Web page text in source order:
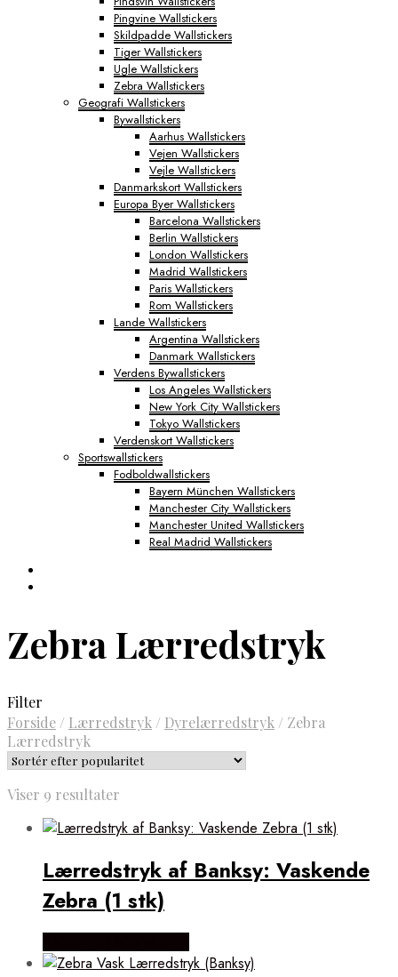
Pingvine Wallstickers
Skildpadde Wallstickers
Tiger Wallstickers
Ugle Wallstickers
Zebra Wallstickers
Geografi Wallstickers
Bywallstickers
Aarhus Wallstickers
Vejen Wallstickers
Vejle Wallstickers
Danmarkskort Wallstickers
Europa Byer Wallstickers
Barcelona Wallstickers
Berlin Wallstickers
London Wallstickers
Madrid Wallstickers
Paris Wallstickers
Rom Wallstickers
Lande Wallstickers
Argentina Wallstickers
Danmark Wallstickers
Verdens Bywallstickers
Los Angeles Wallstickers
New York City Wallstickers
Tokyo Wallstickers
Verdenskort Wallstickers
Sportswallstickers
Fodboldwallstickers
Bayern München Wallstickers
Manchester City Wallstickers
Manchester United Wallstickers
Real Madrid Wallstickers
Zebra Lærredstryk
Filter
Forside / Lærredstryk / Dyrelærredstryk / Zebra
Lærredstryk
Viser 9 resultater
popularitet
Lærredstryk af Banksy: Vaskende
Zebra (1 stk)